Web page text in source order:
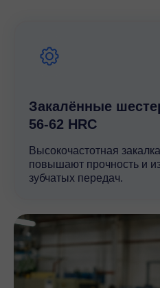
Закалённые
56-62 HRC
Высокочастотная
повышают прочность и
зубчатых передач.